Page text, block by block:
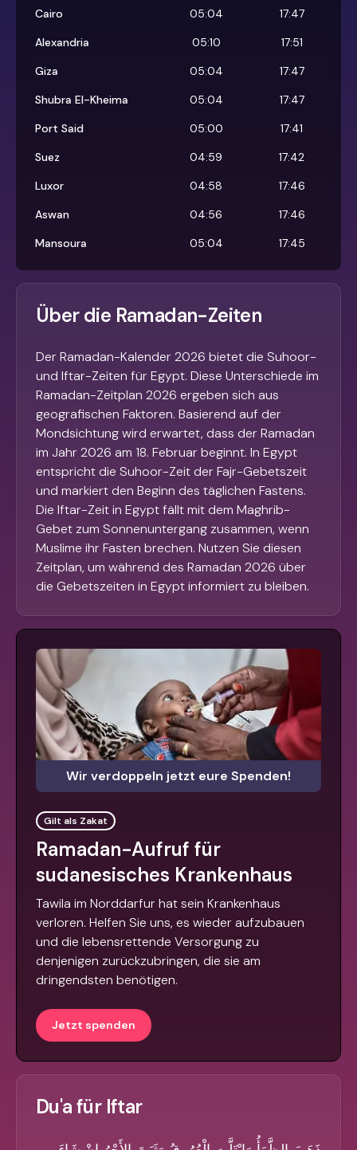
Cairo 05:04
17:47
Alexandria
05:10
17:51
Giza
05:04
17:47
Shubra El-Kheima
05:04
17:47
Port Said
05:00
17:41
Suez
04:59
17:42
Luxor
04:58
17:46
Aswan
04:56
17:46
Mansoura
05:04 17:45
Über die Ramadan-Zeiten
Der Ramadan-Kalender 2026 bietet die Suhoor-
und Iftar-Zeiten für Egypt. Diese Unterschiede im
Ramadan-Zeitplan 2026 ergeben sich aus
geografischen Faktoren. Basierend auf der
Mondsichtung wird erwartet, dass der Ramadan
im Jahr 2026 am 18. Februar beginnt. In Egypt
entspricht die Suhoor-Zeit der Fajr-Gebetszeit
und markiert den Beginn des täglichen Fastens.
Die Iftar-Zeit in Egypt fällt mit dem Maghrib-
Gebet zum Sonnenuntergang zusammen, wenn
Muslime ihr Fasten brechen. Nutzen Sie diesen
Zeitplan, um während des Ramadan 2026 über
die Gebetszeiten in Egypt informiert zu bleiben.
Wir verdoppeln jetzt eure Spenden!
Gilt als Zakat
Ramadan-Aufruf für
sudanesisches Krankenhaus
Tawila im Norddarfur hat sein Krankenhaus
verloren. Helfen Sie uns, es wieder aufzubauen
und die lebensrettende Versorgung zu
denjenigen zurückzubringen, die sie am
dringendsten benötigen.
Jetzt spenden
Du'a für Iftar